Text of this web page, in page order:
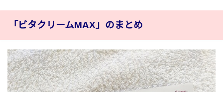
「ビタクリームMAX」のまとめ